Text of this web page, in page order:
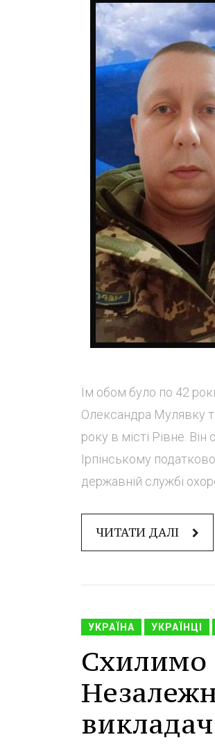
Їм обом було по 42
Олександра Мулявку
року в місті Рівне.
Ірпінському
державній службі
ЧИТАТИ ДАЛІ
УКРАЇНА УКРАЇНЦІ
Схилимо
викладач